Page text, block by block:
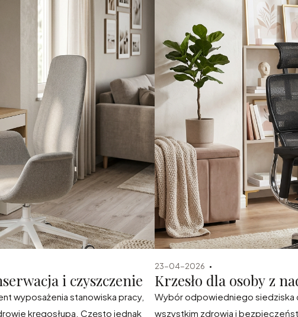
i czyszczenie
wyposażenia stanowiska pracy,
kręgosłupa. Często jednak
23-04-2026
Krzesło dla osoby z
Wybór odpowiedniego siedziska
wszystkim zdrowia i